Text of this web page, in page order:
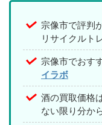
宗像市で評判
リサイクルト
宗像市でおす
イラボ
酒の買取価格
ない限り分か